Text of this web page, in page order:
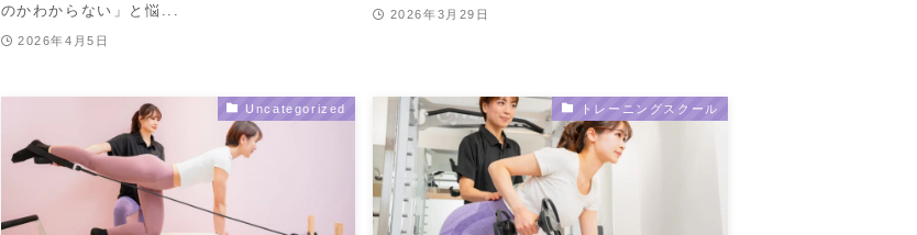
のかわからない」と悩...
2026年4月5日
2026年3月29日
Uncategorized トレーニングスクール